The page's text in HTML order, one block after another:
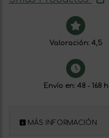
Valoración: 4,5
Envío en: 48 - 168 h
MÁS INFORMACIÓN